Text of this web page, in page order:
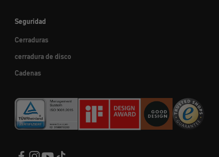
Seguridad
Cerraduras
cerradura de disco
Cadenas